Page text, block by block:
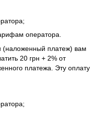
оператора.
(наложенный платеж) вам
20 грн + 2% от
платежа. Эту оплату